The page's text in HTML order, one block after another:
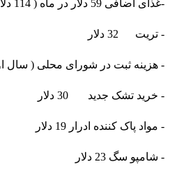
-غذای اضافی 59 دلار در ماه ( 114 دلار تا حالا)
- تریت 32 دلار
- هزینه ثبت در شورای محلی ( سال اول
- خرید تشک جدید 30 دلار
- مواد پاک کننده ادرار 19 دلار
- شامپو سگ 23 دلار